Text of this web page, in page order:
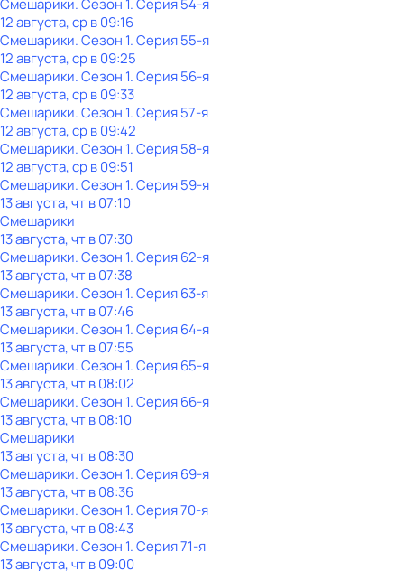
Смешарики. Сезон 1. Серия 54-я
12 августа, ср в 09:16
Смешарики. Сезон 1. Серия 55-я
12 августа, ср в 09:25
Смешарики. Сезон 1. Серия 56-я
12 августа, ср в 09:33
Смешарики. Сезон 1. Серия 57-я
12 августа, ср в 09:42
Смешарики. Сезон 1. Серия 58-я
12 августа, ср в 09:51
Смешарики. Сезон 1. Серия 59-я
13 августа, чт в 07:10
Смешарики
13 августа, чт в 07:30
Смешарики. Сезон 1. Серия 62-я
13 августа, чт в 07:38
Смешарики. Сезон 1. Серия 63-я
13 августа, чт в 07:46
Смешарики. Сезон 1. Серия 64-я
13 августа, чт в 07:55
Смешарики. Сезон 1. Серия 65-я
13 августа, чт в 08:02
Смешарики. Сезон 1. Серия 66-я
13 августа, чт в 08:10
Смешарики
13 августа, чт в 08:30
Смешарики. Сезон 1. Серия 69-я
13 августа, чт в 08:36
Смешарики. Сезон 1. Серия 70-я
13 августа, чт в 08:43
Смешарики. Сезон 1. Серия 71-я
13 августа, чт в 09:00